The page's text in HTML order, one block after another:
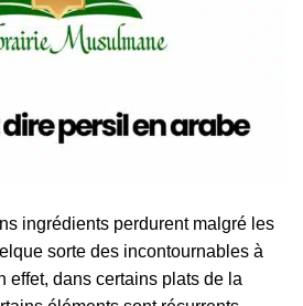
ingrédients perdurent malgré les
sorte des incontournables à
effet, dans certains plats de la